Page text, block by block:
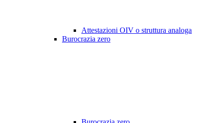
Attestazioni OIV o struttura analoga
Burocrazia zero